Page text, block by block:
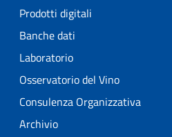
Prodotti digitali
Banche dati
Laboratorio
Osservatorio del Vino
Consulenza Organizzativa
Archivio